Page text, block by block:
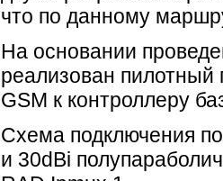
что по данному
На основании
реализован пилотный
GSM к контроллеру
Схема подключения
и 30dBi